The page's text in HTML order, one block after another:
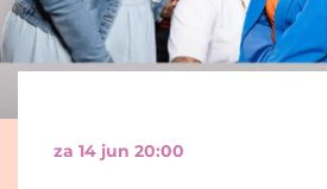
za 14 jun 20:00